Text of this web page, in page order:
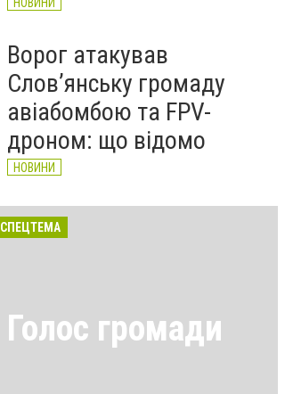
Ворог атакував
Слов’янську громаду
авіабомбою та FPV-
дроном: що відомо
НОВИНИ
СПЕЦТЕМА
Голос громади